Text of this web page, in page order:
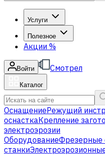
Услуги
Полезное
Акции %
Войти Смотрел
Каталог
ОснащениеРежущий
оснасткаКрепление
электроэрозии
ОборудованиеФрезерные
станки